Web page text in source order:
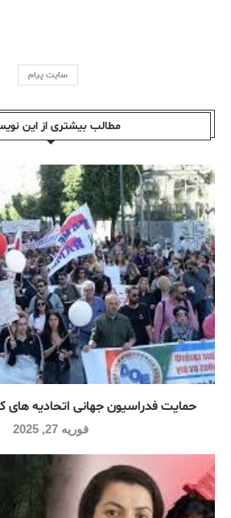
سایت پیام
مطالب بیشتری از این
حمایت فدراسیون جهانی اتحادیه های
فوریه 27, 2025